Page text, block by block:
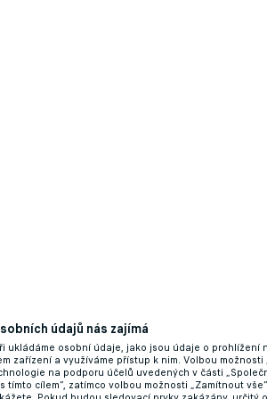
je na světě! Syn slavného
údajů nás zajímá
ukládáme osobní údaje, jako jsou údaje o prohlížení
zařízení a využíváme přístup k nim. Volbou možnosti
na podporu účelů uvedených v části
tímto cílem“, zatímco volbou možnosti „Zamítnout